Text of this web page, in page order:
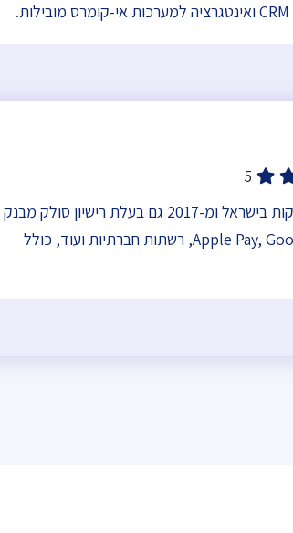
5
טרנזילה היא אחת מחברותה הסליקה הוותיקות בישראל ומ-2017 גם בעלת רישיון סולק מבנק
ישראל . מציעה בין היתר חיבור עם Apple Pay, Google Pay, רשתות חברתיות ועוד, כולל